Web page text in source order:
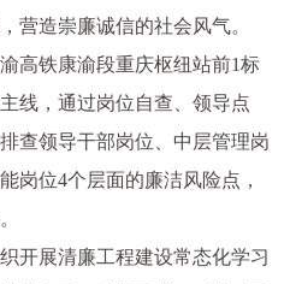
营造崇廉诚信的社会风气。
高铁康渝段重庆枢纽站前1标
线，通过岗位自查、领导点
查领导干部岗位、中层管理岗
岗位4个层面的廉洁风险点，
开展清廉工程建设常态化学习